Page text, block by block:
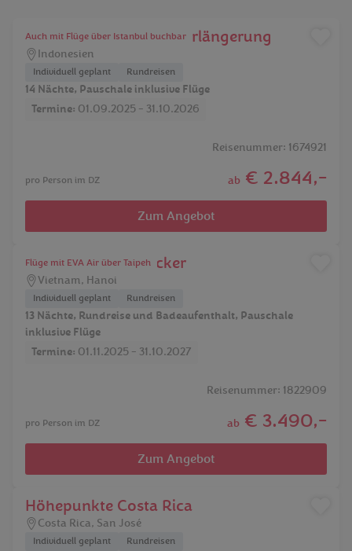
Auch mit Flüge über Istanbul buchbar
Bali Erleben mit Badeverlängerung
Indonesien
Individuell geplant Rundreisen
14 Nächte, Pauschale inklusive Flüge
Termine: 01.09.2025 - 31.10.2026
Reisenummer: 1674921
pro Person im DZ ab € 2.844,-
Zum Angebot
Flüge mit EVA Air über Taipeh
Vietnam für Entdecker
Vietnam, Hanoi
Individuell geplant Rundreisen
13 Nächte, Rundreise und Badeaufenthalt, Pauschale
inklusive Flüge
Termine: 01.11.2025 - 31.10.2027
Reisenummer: 1822909
pro Person im DZ ab € 3.490,-
Zum Angebot
Höhepunkte Costa Rica
Costa Rica, San José
Individuell geplant Rundreisen